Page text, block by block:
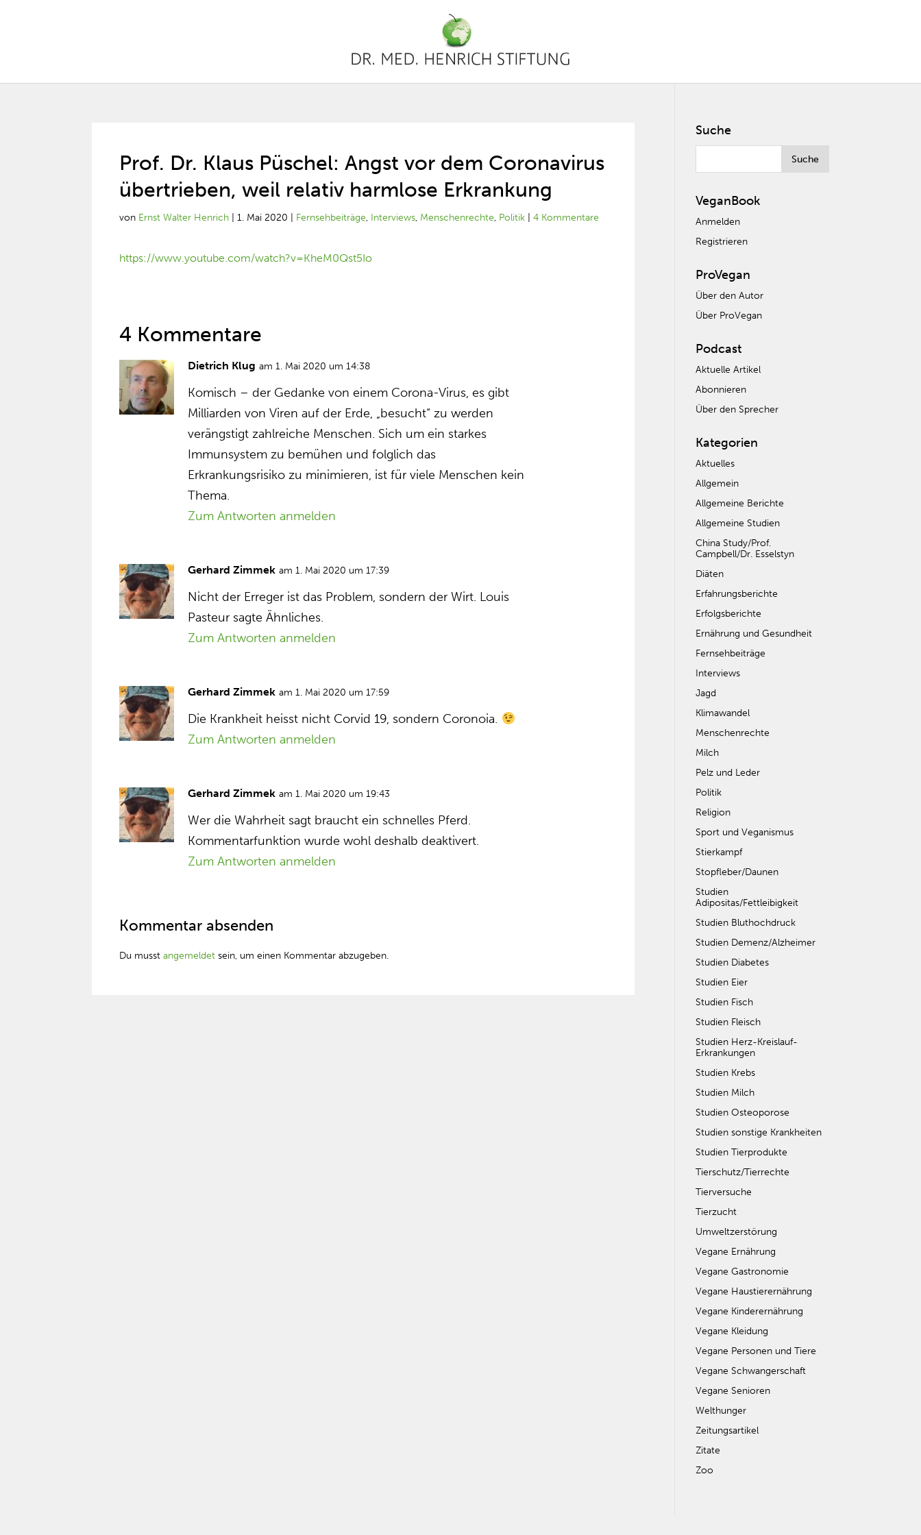
Prof. Dr. Klaus Püschel: Angst vor dem Coronavirus
übertrieben, weil relativ harmlose Erkrankung
von Ernst Walter Henrich |1. Mai 2020 Fernsehbeiträge, Interviews, Menschenrechte, Politik |4 Kommentare
https://www.youtube.com/watch?v=KheM0Qst5Io
4 Kommentare
Dietrich Klug am 1. Mai 2020 um 14:38
Komisch – der Gedanke von einem Corona-Virus, es gibt
Milliarden von Viren auf der Erde, „besucht“ zu werden
verängstigt zahlreiche Menschen. Sich um ein starkes
Immunsystem zu bemühen und folglich das
Erkrankungsrisiko zu minimieren, ist für viele Menschen kein
Thema.
Zum Antworten anmelden
Gerhard Zimmek am 1. Mai 2020 um 17:39
Nicht der Erreger ist das Problem, sondern der Wirt. Louis
Pasteur sagte Ähnliches.
Zum Antworten anmelden
Gerhard Zimmek am 1. Mai 2020 um 17:59
Die Krankheit heisst nicht Corvid 19, sondern Coronoia.
Zum Antworten anmelden
Gerhard Zimmek am 1. Mai 2020 um 19:43
Wer die Wahrheit sagt braucht ein schnelles Pferd.
Kommentarfunktion wurde wohl deshalb deaktivert.
Zum Antworten anmelden
Kommentar absenden
Du musstangemeldet sein, um einen Kommentar abzugeben.
Suche
VeganBook
Anmelden
Registrieren
ProVegan
Über den Autor
Über ProVegan
Podcast
Aktuelle Artikel
Abonnieren
Über den Sprecher
Kategorien
Aktuelles
Allgemein
Allgemeine Berichte
Allgemeine Studien
China Study/Prof.
Campbell/Dr. Esselstyn
Diäten
Erfahrungsberichte
Erfolgsberichte
Ernährung und Gesundheit
Fernsehbeiträge
Interviews
Jagd
Klimawandel
Menschenrechte
Milch
Pelz und Leder
Politik
Religion
Sport und Veganismus
Stierkampf
Stopfleber/Daunen
Studien
Adipositas/Fettleibigkeit
Studien Bluthochdruck
Studien Demenz/Alzheimer
Studien Diabetes
Studien Eier
Studien Fisch
Studien Fleisch
Studien Herz-Kreislauf-
Erkrankungen
Studien Krebs
Studien Milch
Studien Osteoporose
Studien sonstige Krankheiten
Studien Tierprodukte
Tierschutz/Tierrechte
Tierversuche
Tierzucht
Umweltzerstörung
Vegane Ernährung
Vegane Gastronomie
Vegane Haustierernährung
Vegane Kinderernährung
Vegane Kleidung
Vegane Personen und Tiere
Vegane Schwangerschaft
Vegane Senioren
Welthunger
Zeitungsartikel
Zitate
Zoo